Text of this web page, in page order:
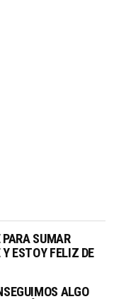
SUMAR
Y ESTOY FELIZ DE
ALGO